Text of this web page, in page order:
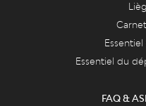
Essentiel du
FAQ &